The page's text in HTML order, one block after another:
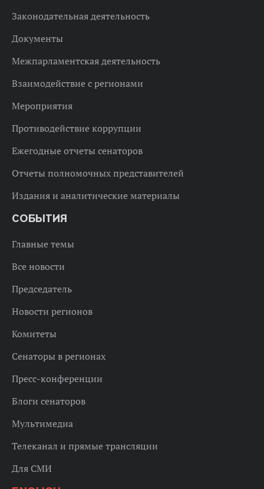
Законодательная деятельность
Документы
Межпарламентская деятельность
Взаимодействие с регионами
Мероприятия
Противодействие коррупции
Ежегодные отчеты сенаторов
Отчеты полномочных представителей
Издания и аналитические материалы
СОБЫТИЯ
Главные темы
Все новости
Председатель
Новости регионов
Комитеты
Сенаторы в регионах
Пресс-конференции
Блоги сенаторов
Мультимедиа
Телеканал и прямые трансляции
Для СМИ